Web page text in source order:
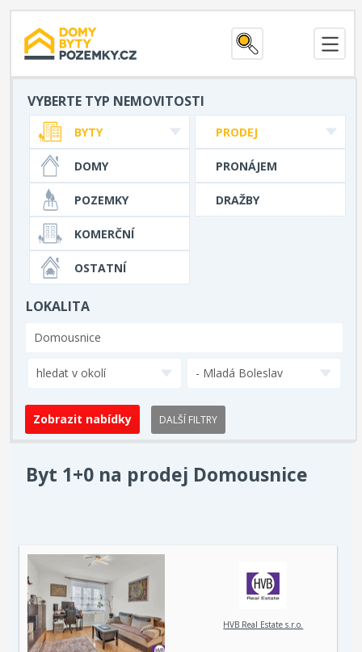
VYBERTE TYP NEMOVITOSTI
PRODEJ
PRONÁJEM
DRAŽBY
BYTY
DOMY
POZEMKY
KOMERČNÍ
OSTATNÍ
LOKALITA
hledat v okolí - Mladá Boleslav
DALŠÍ FILTRY
Byt 1+0 na prodej Domousnice
HVB Real Estate s.r.o.